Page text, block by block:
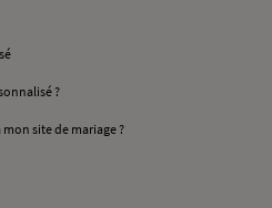
?
site de mariage ?